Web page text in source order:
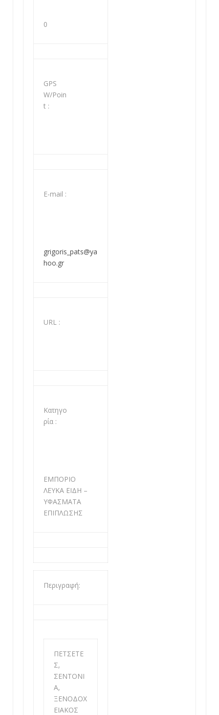
0
GPS
W/Poin
t :
Ε-mail :
grigoris_pats@ya
hoo.gr
URL :
Κατηγο
ρία :
ΕΜΠΟΡΙΟ
ΛΕΥΚΑ ΕΙΔΗ –
ΥΦΑΣΜΑΤΑ
ΕΠΙΠΛΩΣΗΣ
Περιγραφή:
ΠΕΤΣΕΤΕ
Σ,
ΣΕΝΤΟΝΙ
Α,
ΞΕΝΟΔΟΧ
ΕΙΑΚΟΣ